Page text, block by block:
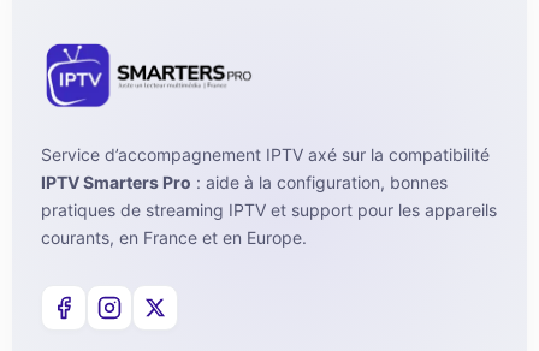
Service d’accompagnement IPTV axé sur la compatibilité
IPTV Smarters Pro : aide à la configuration, bonnes
pratiques de streaming IPTV et support pour les appareils
courants, en France et en Europe.